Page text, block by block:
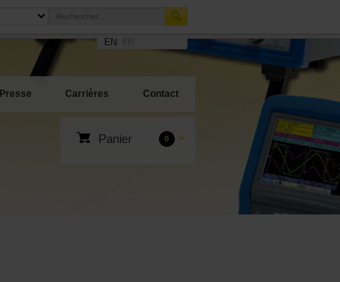
EN
Presse Carrières Contact
Panier 0